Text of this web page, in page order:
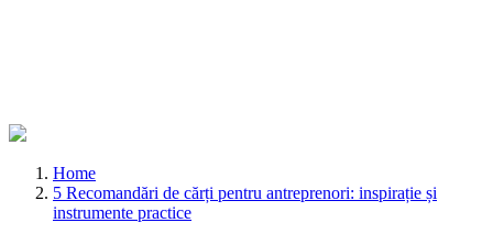
Home
5 Recomandări de cărți pentru antreprenori: inspirație și
instrumente practice